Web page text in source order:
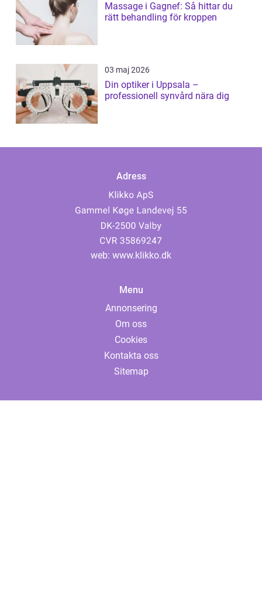
Massage i Gagnef: Så hittar du
rätt behandling för kroppen
03 maj 2026
Din optiker i Uppsala –
professionell synvård nära dig
Adress
web: www.klikko.dk
Menu
Annonsering
Om oss
Cookies
Kontakta oss
Sitemap